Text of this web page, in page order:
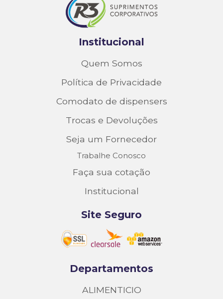
Institucional
Quem Somos
Política de Privacidade
Comodato de dispensers
Trocas e Devoluções
Seja um Fornecedor
Trabalhe Conosco
Faça sua cotação
Institucional
Site Seguro
Departamentos
ALIMENTICIO